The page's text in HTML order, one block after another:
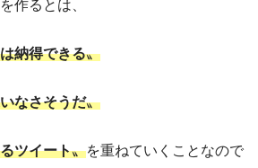
作るとは、
納得できる〟
なさそうだ〟
ツイート〟を重ねていくことなので